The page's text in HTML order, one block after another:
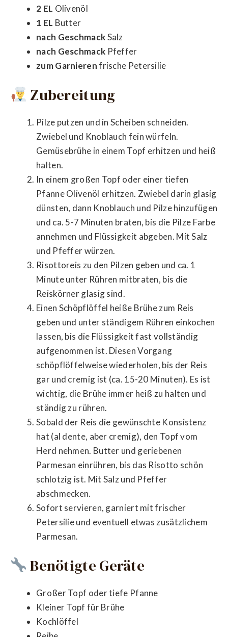
2 EL Olivenöl
1 EL Butter
nach GeschmackSalz
nach Geschmack Pfeffer
zum Garnierenfrische Petersilie
Zubereitung
Pilze putzen und in Scheiben schneiden.
Zwiebel und Knoblauch fein würfeln.
Gemüsebrühe in einem Topf erhitzen und heiß
halten.
In einem großen Topf oder einer tiefen
Pfanne Olivenöl erhitzen. Zwiebel darin glasig
dünsten, dann Knoblauch und Pilze hinzufügen
und ca. 5-7 Minuten braten, bis die Pilze Farbe
annehmen und Flüssigkeit abgeben. Mit Salz
und Pfeffer würzen.
Risottoreis zu den Pilzen geben und ca. 1
Minute unter Rühren mitbraten, bis die
Reiskörner glasig sind.
Einen Schöpflöffel heiße Brühe zum Reis
geben und unter ständigem Rühren einkochen
lassen, bis die Flüssigkeit fast vollständig
aufgenommen ist. Diesen Vorgang
schöpflöffelweise wiederholen, bis der Reis
gar und cremig ist (ca. 15-20 Minuten). Es ist
wichtig, die Brühe immer heiß zu halten und
ständig zu rühren.
Sobald der Reis die gewünschte Konsistenz
hat (al dente, aber cremig), den Topf vom
Herd nehmen. Butter und geriebenen
Parmesan einrühren, bis das Risotto schön
schlotzig ist. Mit Salz und Pfeffer
abschmecken.
Sofort servieren, garniert mit frischer
Petersilie und eventuell etwas zusätzlichem
Parmesan.
Benötigte Geräte
Großer Topf oder tiefe Pfanne
Kleiner Topf für Brühe
Kochlöffel